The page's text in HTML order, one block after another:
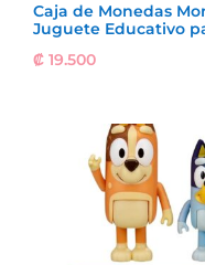
Caja de Monedas
Juguete Educativo
₡ 19.500